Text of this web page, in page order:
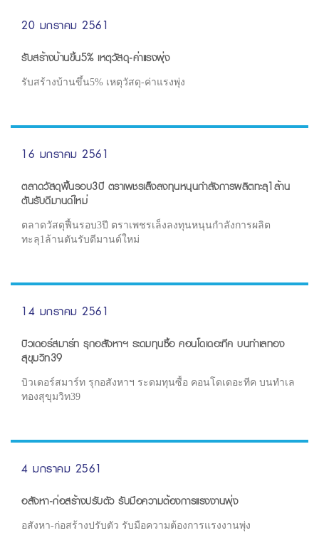
20 มกราคม 2561
รับสร้างบ้านขึ้น5% เหตุวัสดุ-ค่าแรงพุ่ง
รับสร้างบ้านขึ้น5% เหตุวัสดุ-ค่าแรงพุ่ง
16 มกราคม 2561
ตลาดวัสดุฟื้นรอบ3ปี ตราเพชรเล็งลงทุนหนุนกำลังการผลิตทะลุ1ล้าน
ตันรับดีมานด์ใหม่
ตลาดวัสดุฟื้นรอบ3ปี ตราเพชรเล็งลงทุนหนุนกำลังการผลิต
ทะลุ1ล้านตันรับดีมานด์ใหม่
14 มกราคม 2561
บิวเดอร์สมาร์ท รุกอสังหาฯ ระดมทุนซื้อ คอนโดเดอะทีค บนทำเลทอง
สุขุมวิท39
บิวเดอร์สมาร์ท รุกอสังหาฯ ระดมทุนซื้อ คอนโดเดอะทีค บนทำเล
ทองสุขุมวิท39
4 มกราคม 2561
อสังหา-ก่อสร้างปรับตัว รับมือความต้องการแรงงานพุ่ง
อสังหา-ก่อสร้างปรับตัว รับมือความต้องการแรงงานพุ่ง